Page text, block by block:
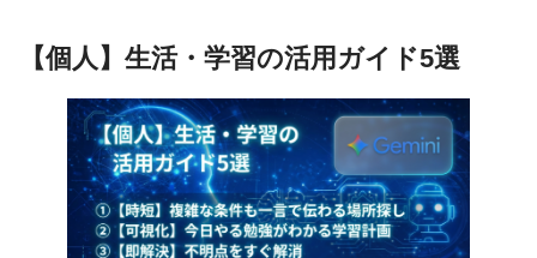
【個人】生活・学習の活用ガイド5選